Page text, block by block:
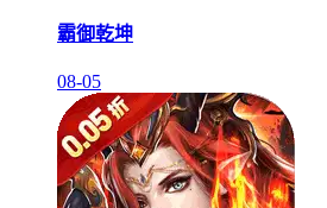
霸御乾坤
08-05